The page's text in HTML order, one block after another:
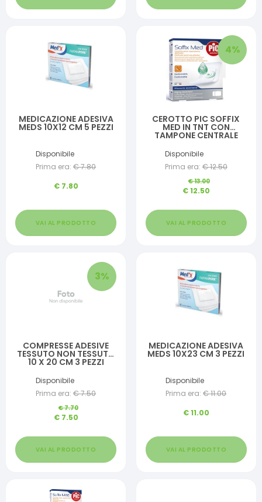
MEDICAZIONE ADESIVA
MEDS 10X12 CM 5 PEZZI
Disponibile
Prima era: €7.80
€ 7.80
VAI AL PRODOTTO
4%
CEROTTO PIC SOFFIX
MED IN TNT CON
TAMPONE CENTRALE
MONOUSO STERILE
25X10 CM
ANTIBATTERICO 3 PEZZI
Disponibile
Prima era: €12.50
€13.00
€12.50
VAI AL PRODOTTO
3%
COMPRESSE ADESIVE
TESSUTO NON TESSUTO
10 X 20 CM 3 PEZZI
Disponibile
Prima era: €7.50
€7.70
€ 7.50
VAI AL PRODOTTO
MEDICAZIONE ADESIVA
MEDS 10X23 CM 3 PEZZI
Disponibile
Prima era: €11.00
€11.00
VAI AL PRODOTTO